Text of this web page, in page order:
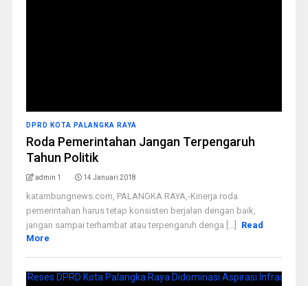
DPRD KOTA PALANGKA RAYA
Roda Pemerintahan Jangan Terpengaruh
Tahun Politik
admin 1 14 Januari 2018
katambungnews.com, PALANGKA RAYA,-Kinerja roda
pemerintahan harus tetap konsisten berjalan dengan baik,
jangan sampai terhambat atau terpengaruh denga [...]
Read
More